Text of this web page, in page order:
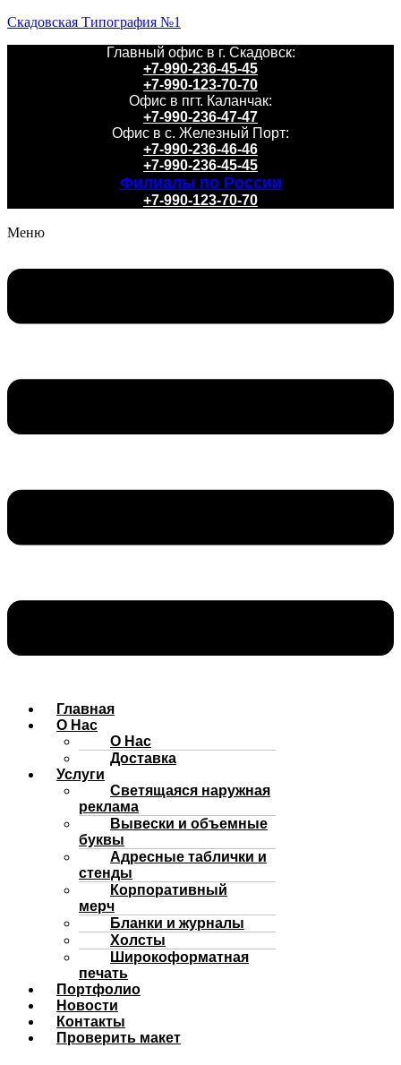
Скадовская Типография №1
Главный офис в г. Скадовск:
+7-990-236-45-45
+7-990-123-70-70
Офис в пгт. Каланчак:
+7-990-236-47-47
Офис в с. Железный Порт:
+7-990-236-46-46
+7-990-236-45-45
Филиалы по России
+7-990-123-70-70
Меню
Главная
О Нас
О Нас
Доставка
Услуги
Cветящаяся наружная
реклама
Вывески и объемные
буквы
Адресные таблички и
стенды
Корпоративный
мерч
Бланки и журналы
Холсты
Широкоформатная
печать
Портфолио
Новости
Контакты
Проверить макет